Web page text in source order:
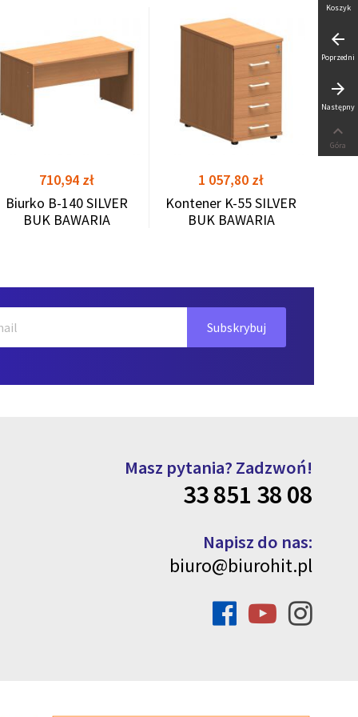
Cena
710,94 zł
Biurko B-140 SILVER
BUK BAWARIA
Cena
1 057,80 zł
Kontener K-55 SILVER
BUK BAWARIA
Masz pytania? Zadzwoń!
33 851 38 08
Napisz do nas:
biuro@biurohit.pl
Koszyk
arrow_back
Poprzedni
arrow_forward
Następny

Góra